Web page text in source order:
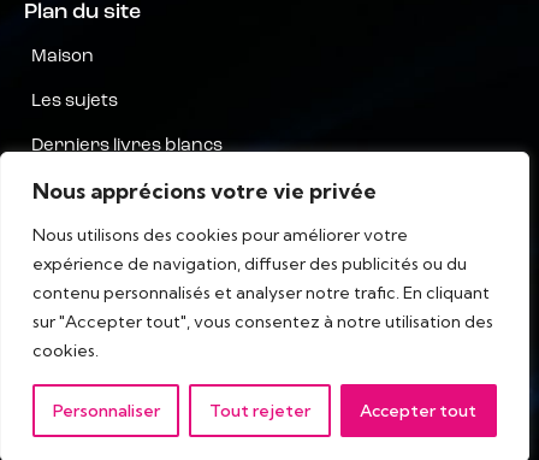
Nous apprécions votre vie privée
Nous utilisons des cookies pour améliorer votre
expérience de navigation, diffuser des publicités ou du
contenu personnalisés et analyser notre trafic. En cliquant
sur "Accepter tout", vous consentez à notre utilisation des
cookies.
Personnaliser Tout rejeter Accepter tout
Plan du site
Maison
Les sujets
Derniers livres blancs
Entreprises de A à Z
Contactez-nous
termes et conditions
IT Tech Publish Hub © Tous droits réservés.